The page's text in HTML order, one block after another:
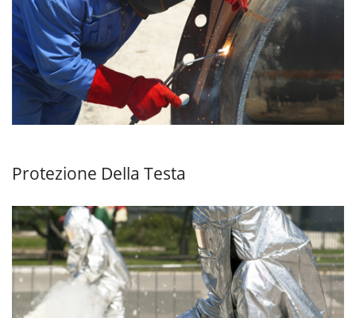
Protezione Della Testa